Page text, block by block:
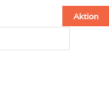
Aktion
Aktion
Aktion
Aktion